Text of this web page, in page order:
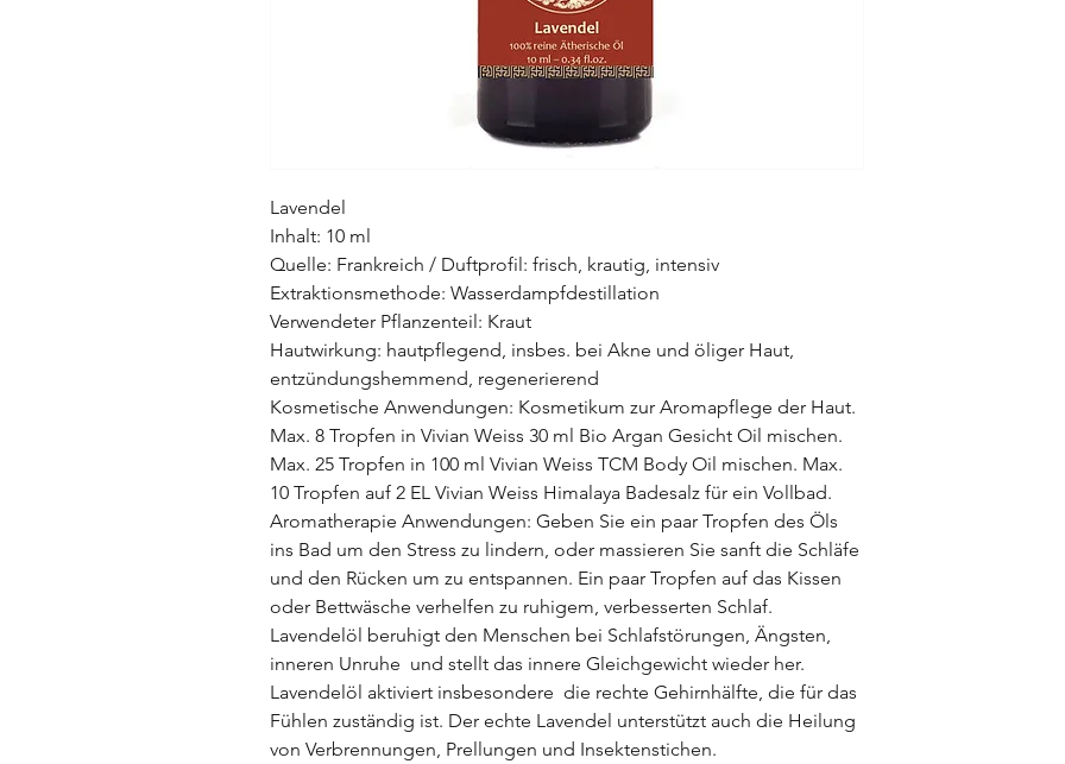
Lavendel
Inhalt: 10 ml
Quelle: Frankreich / Duftprofil: frisch, krautig, intensiv
Extraktionsmethode: Wasserdampfdestillation
Verwendeter Pflanzenteil: Kraut
Hautwirkung: hautpflegend, insbes. bei Akne und öliger Haut,
entzündungshemmend, regenerierend
Kosmetische Anwendungen: Kosmetikum zur Aromapflege der Haut.
Max. 8 Tropfen in Vivian Weiss 30 ml Bio Argan Gesicht Oil mischen.
Max. 25 Tropfen in 100 ml Vivian Weiss TCM Body Oil mischen. Max.
10 Tropfen auf 2 EL Vivian Weiss Himalaya Badesalz für ein Vollbad.
Aromatherapie Anwendungen: Geben Sie ein paar Tropfen des Öls
ins Bad um den Stress zu lindern, oder massieren Sie sanft die Schläfe
und den Rücken um zu entspannen. Ein paar Tropfen auf das Kissen
oder Bettwäsche verhelfen zu ruhigem, verbesserten Schlaf.
Lavendelöl beruhigt den Menschen bei Schlafstörungen, Ängsten,
inneren Unruhe und stellt das innere Gleichgewicht wieder her.
Lavendelöl aktiviert insbesondere die rechte Gehirnhälfte, die für das
Fühlen zuständig ist. Der echte Lavendel unterstützt auch die Heilung
von Verbrennungen, Prellungen und Insektenstichen.